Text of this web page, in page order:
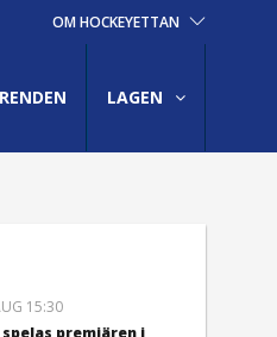
OM HOCKEYETTAN
LAGEN
15:30